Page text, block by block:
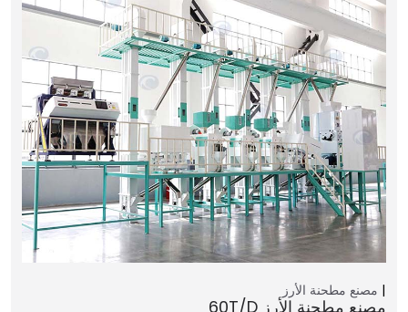
مصنع مطحنة الأرز
مصنع مطحنة الأرز 60T/D